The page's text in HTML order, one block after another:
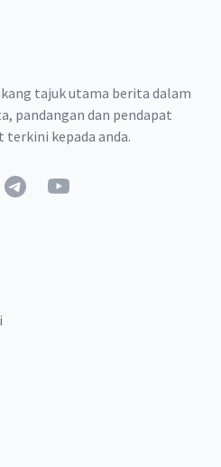
tajuk utama berita dalam
pandangan dan pendapat
kepada anda.
TelegramYouTube